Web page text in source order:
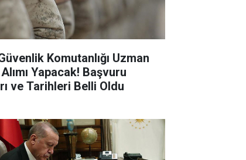
Komutanlığı Uzman
Yapacak! Başvuru
ve Tarihleri Belli Oldu